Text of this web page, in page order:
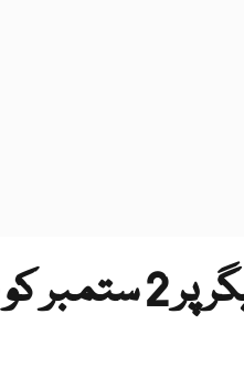
ایفی ڈرین کیس حنیف عباسی و